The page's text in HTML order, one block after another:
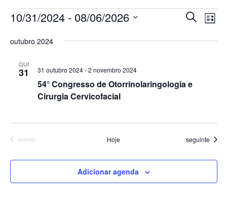
Eventos
de
Procurar
Lista
10/31/2024 - 08/06/2026
Selecione
a
data.
outubro 2024
QUI
31
54° Congresso de Otorrinolaringologia e
Cirurgia Cervicofacial
31 outubro 2024-2 novembro 2024
Eventos
anterior Hoje Eventos
seguinte
Adicionar agenda